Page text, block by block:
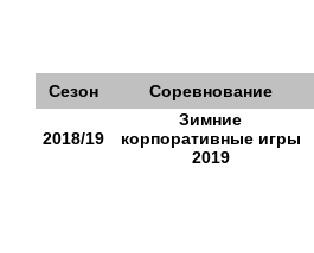
Сезон Соревнование
2018/19
Зимние
корпоративные игры
2019